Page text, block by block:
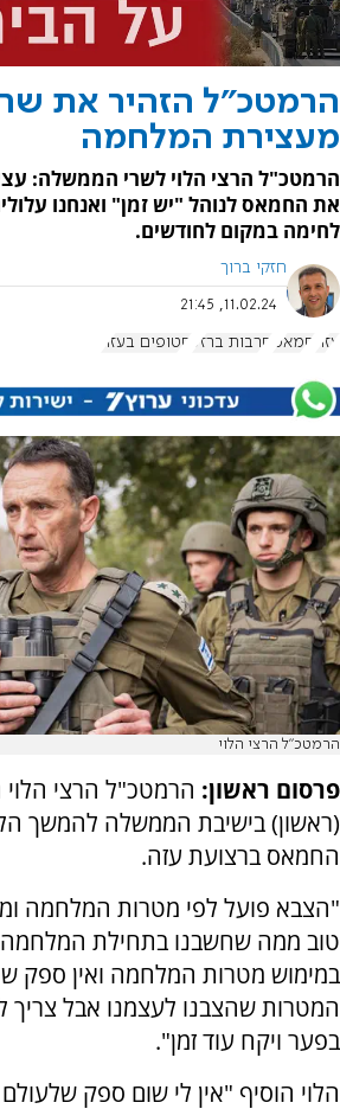
הרמטכ"ל הזהיר את
מעצירת המלחמה
הרמטכ"ל הרצי הלוי לשרי הממשלה:
את החמאס לנוהל "יש זמן" ואנחנו
לחימה במקום לחודשים.
חזקי ברוך
11.02.24, 21:45
עזה חמאס חרבות ברזל חטופים בעזה
הרמטכ"ל הרצי הלוי
פרסום ראשון: הרמטכ"ל הרצי הלוי
(ראשון) בישיבת הממשלה להמשך
החמאס ברצועת עזה.
"הצבא פועל לפי מטרות המלחמה
טוב ממה שחשבנו בתחילת המלחמה.
במימוש מטרות המלחמה ואין ספק
המטרות שהצבנו לעצמנו אבל צריך
בפער ויקח עוד זמן".
הלוי הוסיף "אין לי שום ספק שלעולם